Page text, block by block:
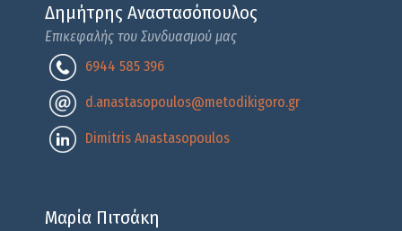
Δημήτρης Αναστασόπουλος
Επικεφαλής του Συνδυασμού μας
6944 585 396
d.anastasopoulos@metodikigoro.gr
Dimitris Anastasopoulos
Μαρία Πιτσάκη